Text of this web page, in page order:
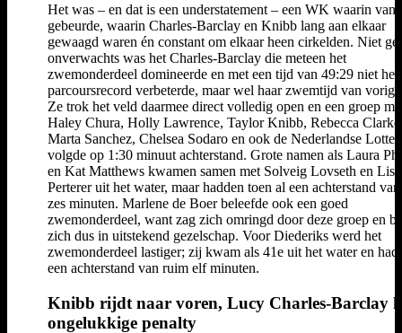
Het was – en dat is een understatement – een WK waarin van
gebeurde, waarin Charles-Barclay en Knibb lang aan elkaar
gewaagd waren én constant om elkaar heen cirkelden. Niet
onverwachts was het Charles-Barclay die meteen het
zwemonderdeel domineerde en met een tijd van 49:29 niet het
parcoursrecord verbeterde, maar wel haar zwemtijd van vorig
Ze trok het veld daarmee direct volledig open en een groep
Haley Chura, Holly Lawrence, Taylor Knibb, Rebecca
Marta Sanchez, Chelsea Sodaro en ook de Nederlandse Lotte
volgde op 1:30 minuut achterstand. Grote namen als Laura
en Kat Matthews kwamen samen met Solveig Lovseth en Lisa
Perterer uit het water, maar hadden toen al een achterstand
zes minuten. Marlene de Boer beleefde ook een goed
zwemonderdeel, want zag zich omringd door deze groep en
zich dus in uitstekend gezelschap. Voor Diederiks werd het
zwemonderdeel lastiger; zij kwam als 41e uit het water en had
een achterstand van ruim elf minuten.
Knibb rijdt naar voren, Lucy Charles-Barclay
ongelukkige penalty